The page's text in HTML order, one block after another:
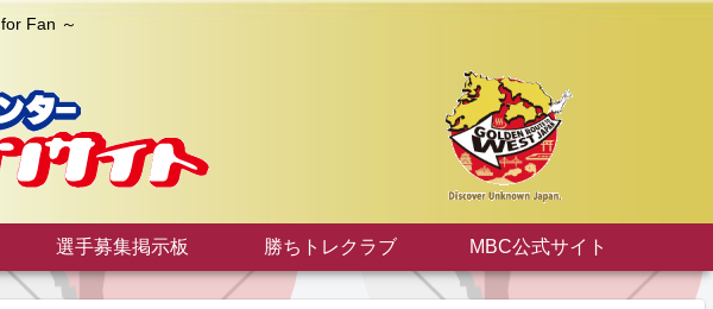
Fan ～
選手募集掲示板 勝ちトレクラブ MBC公式サイト